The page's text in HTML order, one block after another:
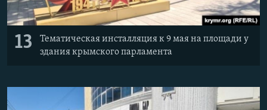
13
Тематическая инсталляция к 9 мая на площади у
здания крымского парламента